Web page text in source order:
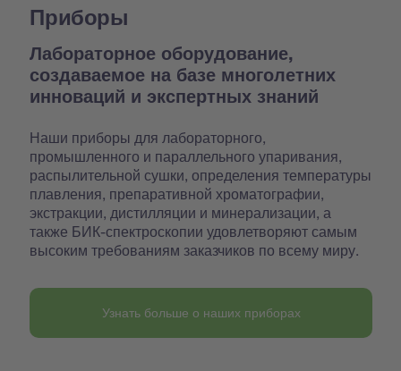
Приборы
Лабораторное оборудование,
создаваемое на базе многолетних
инноваций и экспертных знаний
Наши приборы для лабораторного,
промышленного и параллельного упаривания,
распылительной сушки, определения температуры
плавления, препаративной хроматографии,
экстракции, дистилляции и минерализации, а
также БИК-спектроскопии удовлетворяют самым
высоким требованиям заказчиков по всему миру.
Узнать больше о наших приборах